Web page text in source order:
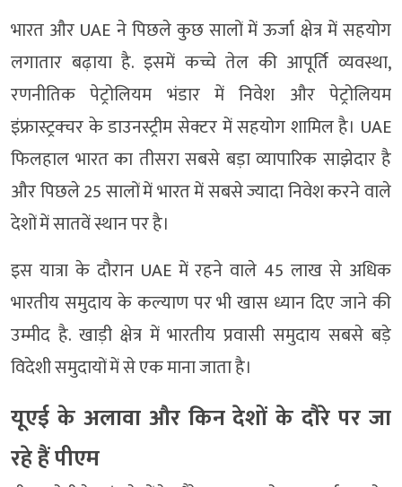
भारत और UAE ने पिछले कुछ सालों में ऊर्जा क्षेत्र में सहयोग
लगातार बढ़ाया है. इसमें कच्चे तेल की आपूर्ति व्यवस्था,
रणनीतिक पेट्रोलियम भंडार में निवेश और पेट्रोलियम
इंफ्रास्ट्रक्चर के डाउनस्ट्रीम सेक्टर में सहयोग शामिल है। UAE
फिलहाल भारत का तीसरा सबसे बड़ा व्यापारिक साझेदार है
और पिछले 25 सालों में भारत में सबसे ज्यादा निवेश करने वाले
देशों में सातवें स्थान पर है।
इस यात्रा के दौरान UAE में रहने वाले 45 लाख से अधिक
भारतीय समुदाय के कल्याण पर भी खास ध्यान दिए जाने की
उम्मीद है. खाड़ी क्षेत्र में भारतीय प्रवासी समुदाय सबसे बड़े
विदेशी समुदायों में से एक माना जाता है।
यूएई के अलावा और किन देशों के दौरे पर जा
रहे हैं पीएम